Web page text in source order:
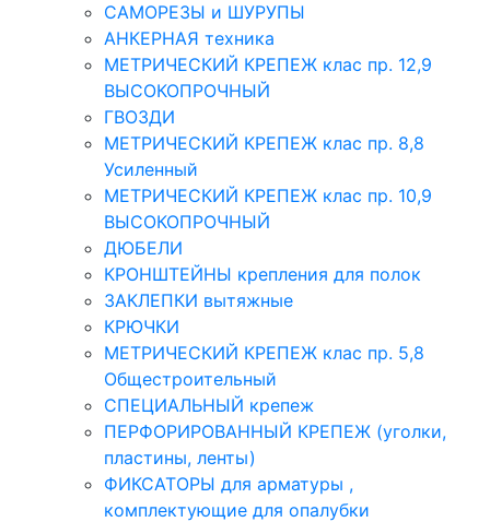
САМОРЕЗЫ и ШУРУПЫ
АНКЕРНАЯ техника
МЕТРИЧЕСКИЙ КРЕПЕЖ клас пр. 12,9
ВЫСОКОПРОЧНЫЙ
ГВОЗДИ
МЕТРИЧЕСКИЙ КРЕПЕЖ клас пр. 8,8
Усиленный
МЕТРИЧЕСКИЙ КРЕПЕЖ клас пр. 10,9
ВЫСОКОПРОЧНЫЙ
ДЮБЕЛИ
КРОНШТЕЙНЫ крепления для полок
ЗАКЛЕПКИ вытяжные
КРЮЧКИ
МЕТРИЧЕСКИЙ КРЕПЕЖ клас пр. 5,8
Общестроительный
СПЕЦИАЛЬНЫЙ крепеж
ПЕРФОРИРОВАННЫЙ КРЕПЕЖ (уголки,
пластины, ленты)
ФИКСАТОРЫ для арматуры ,
комплектующие для опалубки